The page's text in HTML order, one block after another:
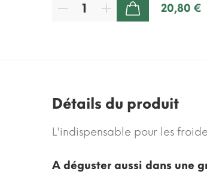
20,80 €
Détails du produit
L'indispensable pour les
A déguster aussi dans une